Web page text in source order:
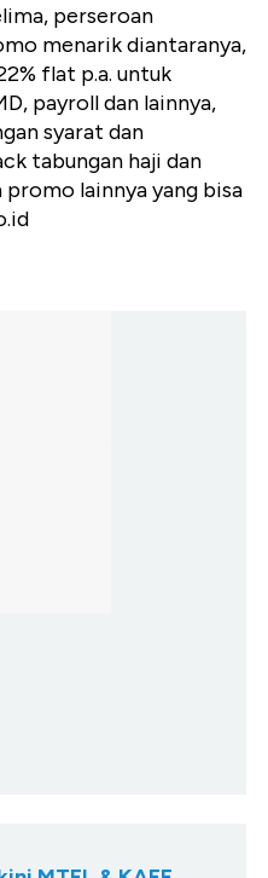
perseroan
menarik diantaranya,
flat p.a. untuk
payroll dan lainnya,
syarat dan
tabungan haji dan
lainnya yang bisa